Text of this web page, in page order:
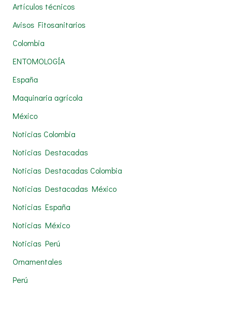
r
p
o
r
:
Artículos técnicos
Avisos Fitosanitarios
Colombia
ENTOMOLOGÍA
España
Maquinaria agrícola
México
Noticias Colombia
Noticias Destacadas
Noticias Destacadas Colombia
Noticias Destacadas México
Noticias España
Noticias México
Noticias Perú
Ornamentales
Perú